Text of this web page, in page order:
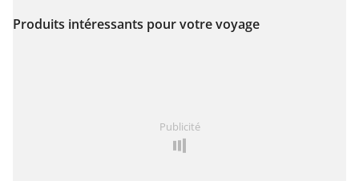
Voir sur la carte
Produits intéressants pour votre voyage
Publicité